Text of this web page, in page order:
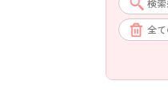
検
全